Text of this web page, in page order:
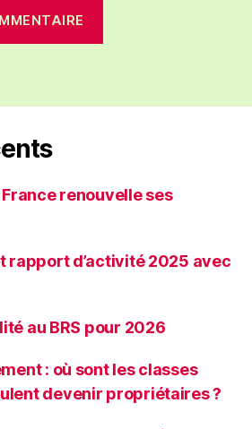
renouvelle ses
rapport d’activité 2025 avec
au BRS pour 2026
: où sont les classes
devenir propriétaires ?